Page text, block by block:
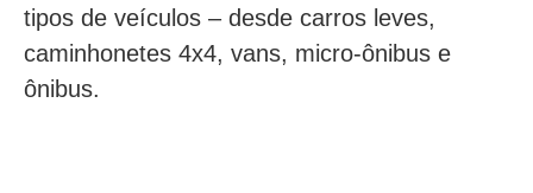
tipos de veículos – desde carros leves,
caminhonetes 4x4, vans, micro-ônibus e
ônibus.